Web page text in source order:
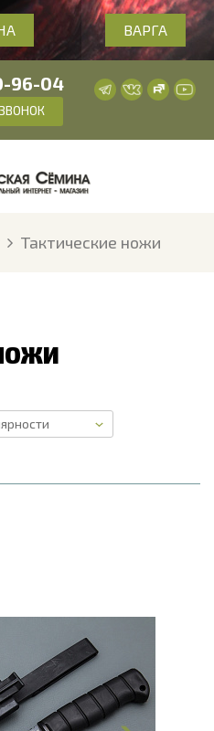
ВАРГА
96-04
Тактические ножи
265
150
27